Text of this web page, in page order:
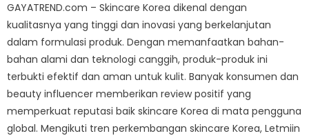
GAYATREND.com – Skincare Korea dikenal dengan
kualitasnya yang tinggi dan inovasi yang berkelanjutan
dalam formulasi produk. Dengan memanfaatkan bahan-
bahan alami dan teknologi canggih, produk-produk ini
terbukti efektif dan aman untuk kulit. Banyak konsumen dan
beauty influencer memberikan review positif yang
memperkuat reputasi baik skincare Korea di mata pengguna
global. Mengikuti tren perkembangan skincare Korea, Letmiin